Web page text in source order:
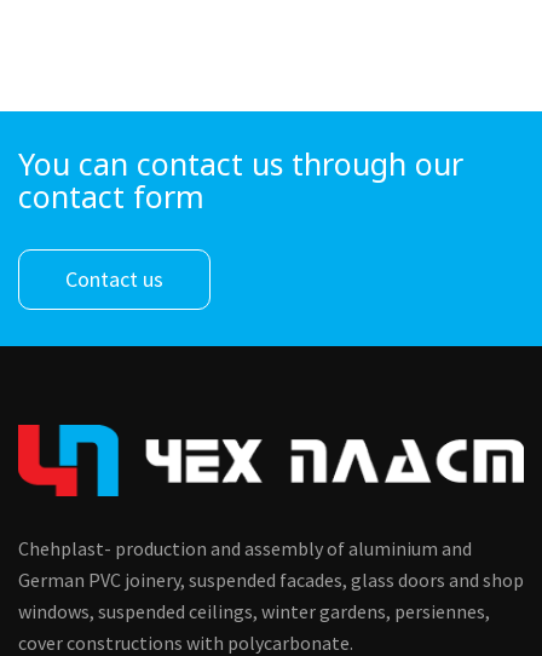
You can contact us through our
contact form
Contact us
Chehplast- production and assembly of aluminium and
German PVC joinery, suspended facades, glass doors and shop
windows, suspended ceilings, winter gardens, persiennes,
cover constructions with polycarbonate.